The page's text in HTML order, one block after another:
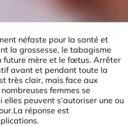
néfaste pour la santé et
la grossesse, le tabagisme
future mère et le fœtus. Arrêter
avant et pendant toute la
très clair, mais face aux
femmes se
peuvent s’autoriser une ou
réponse est